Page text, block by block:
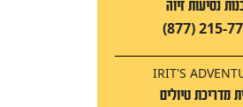
נסיעות זיוה
(877) 215-
IRIT'S
מדריכת טיולים